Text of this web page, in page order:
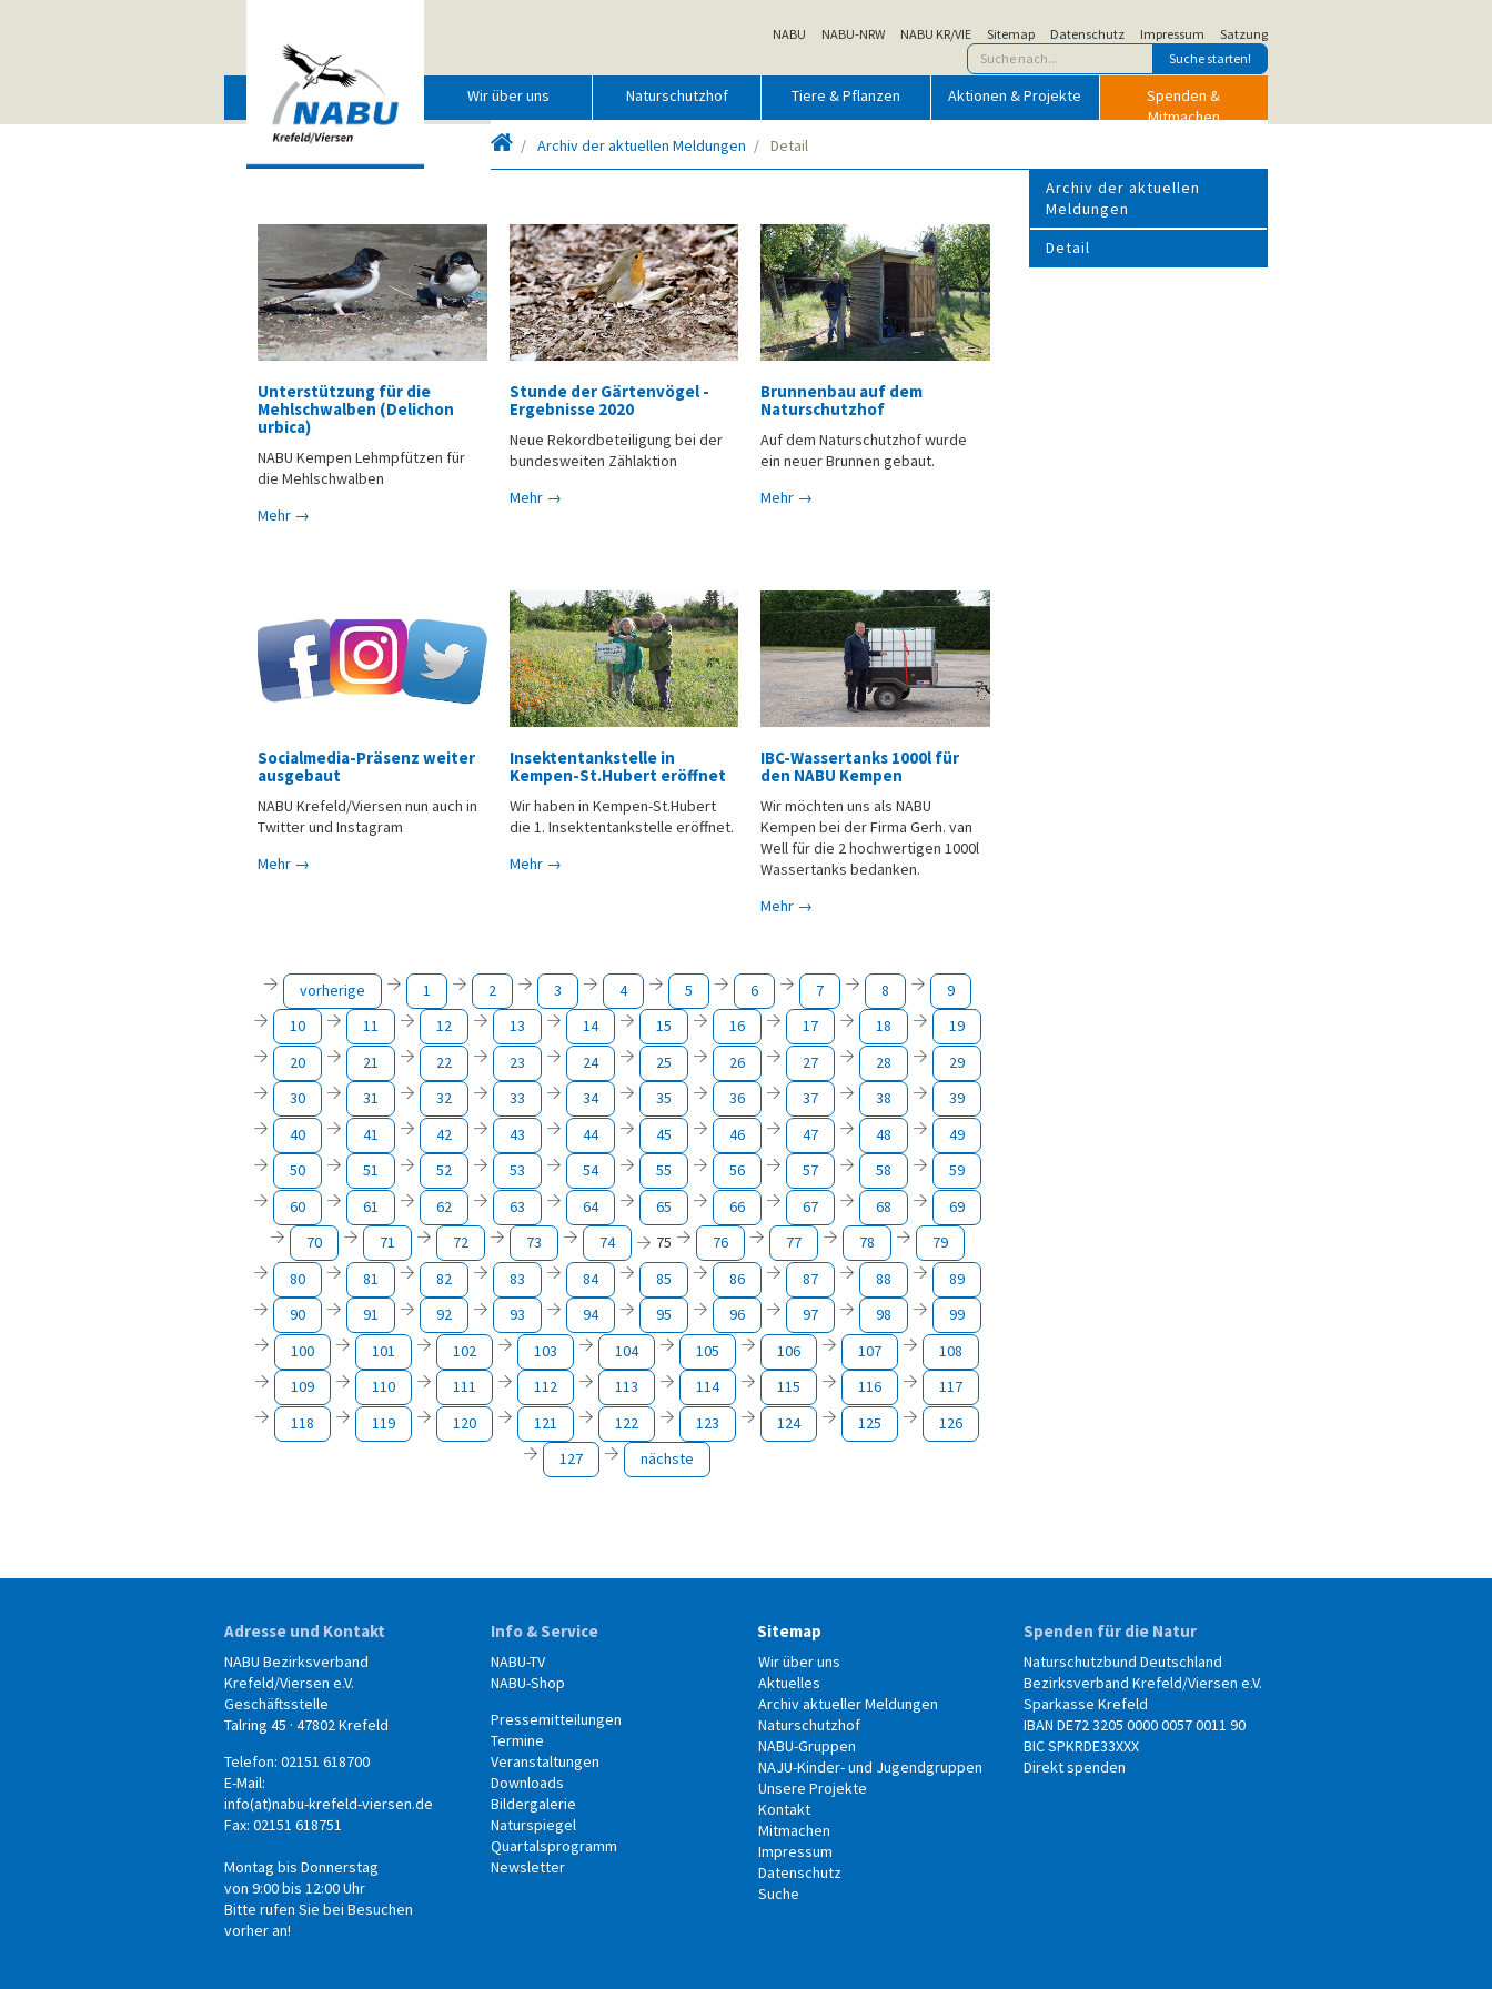
NABU NABU-NRW NABU KR/VIE Sitemap Datenschutz Impressum Satzung
Wir über uns Naturschutzhof Tiere & Pflanzen Aktionen & Projekte
Spenden &
Mitmachen
Startseite
Archiv der aktuellen Meldungen Detail
Unterstützung für die
Mehlschwalben (Delichon
urbica)
NABU Kempen Lehmpfützen für
die Mehlschwalben
Mehr →
Stunde der Gärtenvögel -
Ergebnisse 2020
Neue Rekordbeteiligung bei der
bundesweiten Zählaktion
Mehr →
Brunnenbau auf dem
Naturschutzhof
Auf dem Naturschutzhof wurde
ein neuer Brunnen gebaut.
Mehr →
Socialmedia-Präsenz weiter
ausgebaut
NABU Krefeld/Viersen nun auch in
Twitter und Instagram
Mehr →
Insektentankstelle in
Kempen-St.Hubert eröffnet
Wir haben in Kempen-St.Hubert
die 1. Insektentankstelle eröffnet.
Mehr →
IBC-Wassertanks 1000l für
den NABU Kempen
Wir möchten uns als NABU
Kempen bei der Firma Gerh. van
Well für die 2 hochwertigen 1000l
Wassertanks bedanken.
Mehr →
vorherige 1 2 3 4 5 6 7 8
9
10
11 12 13 14 15 16 17 18
19
20
21 22 23 24 25 26 27 28
29
30
31 32 33 34 35 36 37 38
39
40
41 42 43 44 45 46 47 48
49
50
51 52 53 54 55 56 57 58
59
60
61 62 63 64 65 66 67 68
69
70
71 72 73 74 75 76 77 78
79
80
81 82 83 84 85 86 87 88
89
90
91 92 93 94 95 96 97 98
99
100
101 102 103 104 105 106 107
108
109
110 111 112 113 114 115 116
117
118
119 120 121 122 123 124 125
126
127
nächste
Archiv der aktuellen
Meldungen
Detail
Adresse und Kontakt
NABU Bezirksverband
Krefeld/Viersen e.V.
Geschäftsstelle
Talring 45 · 47802 Krefeld
Telefon: 02151 618700
E-Mail:
info(at)nabu-krefeld-viersen.de
Fax: 02151 618751
Montag bis Donnerstag
von 9:00 bis 12:00 Uhr
Bitte rufen Sie bei Besuchen
vorher an!
Info & Service
NABU-TV
NABU-Shop
Pressemitteilungen
Termine
Veranstaltungen
Downloads
Bildergalerie
Naturspiegel
Quartalsprogramm
Newsletter
Sitemap
Wir über uns
Aktuelles
Archiv aktueller Meldungen
Naturschutzhof
NABU-Gruppen
NAJU-Kinder- und Jugendgruppen
Unsere Projekte
Kontakt
Mitmachen
Impressum
Datenschutz
Suche
Spenden für die Natur
Naturschutzbund Deutschland
Bezirksverband Krefeld/Viersen e.V.
Sparkasse Krefeld
IBAN DE72 3205 0000 0057 0011 90
BIC SPKRDE33XXX
Direkt spenden